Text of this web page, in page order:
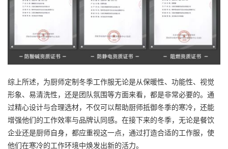
综上所述，为厨师定制冬季工作服无论是从保暖性、功能性、视觉
形象、易清洗性，还是团队氛围等方面来看，都是非常必要的。通
过精心设计与合理选材，不仅可以帮助厨师抵御冬季的寒冷，还能
增强他们的工作效率与品牌认同感。在接下来的冬季，无论是餐饮
企业还是厨师自身，都应重视这一点，通过打造合适的工作服，使
他们在寒冷的工作环境中焕发出新的活力。